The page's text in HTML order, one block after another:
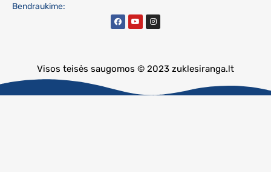
Bendraukime:
Visos teisės saugomos © 2023 zuklesiranga.lt